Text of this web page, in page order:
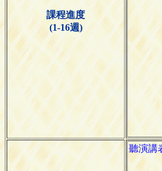
課程進度
(1-16週)